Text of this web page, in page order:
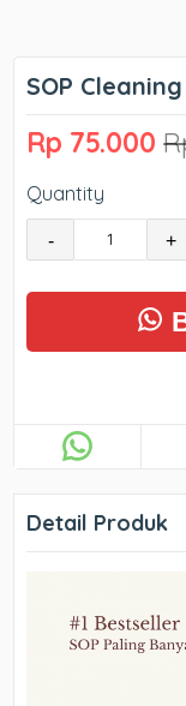
SOP
Rp 75.000
Quantity
- +
Detail Produk